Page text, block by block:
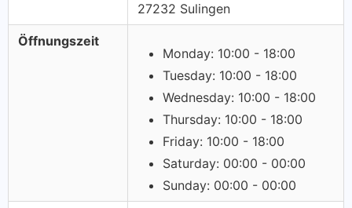
27232 Sulingen
Öffnungszeit
Monday: 10:00 - 18:00
Tuesday: 10:00 - 18:00
Wednesday: 10:00 - 18:00
Thursday: 10:00 - 18:00
Friday: 10:00 - 18:00
Saturday: 00:00 - 00:00
Sunday: 00:00 - 00:00